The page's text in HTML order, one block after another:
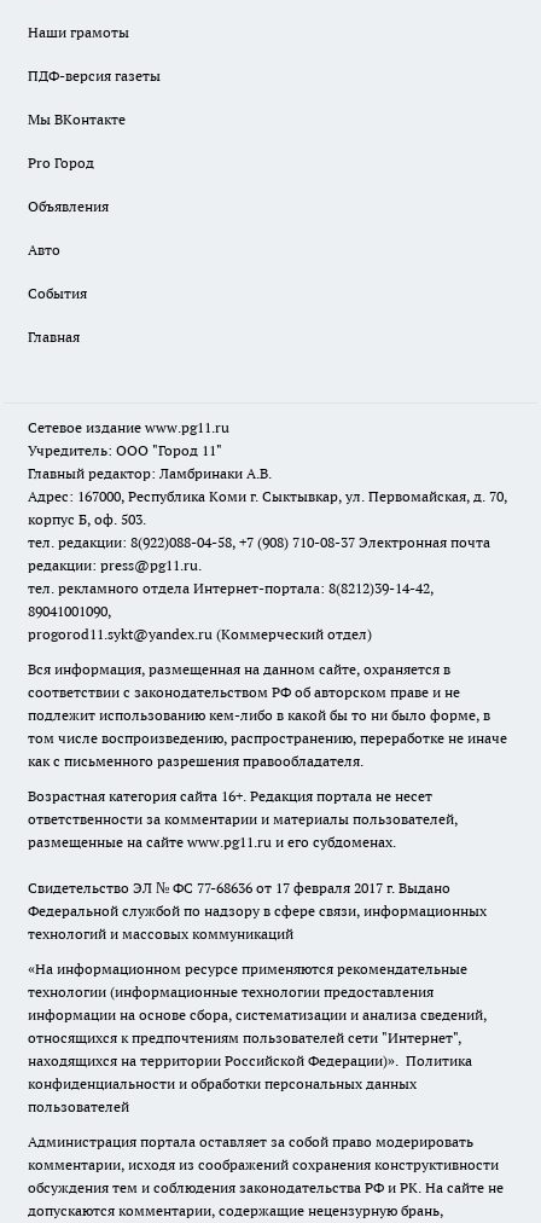
Наши грамоты
ПДФ-версия газеты
Мы ВКонтакте
Pro Город
Объявления
Авто
События
Главная
Сетевое издание www.pg11.ru
Учредитель: ООО "Город 11"
Главный редактор: Ламбринаки А.В.
Адрес: 167000, Республика Коми г. Сыктывкар, ул. Первомайская, д. 70,
корпус Б, оф. 503.
тел. редакции: 8(922)088-04-58, +7 (908) 710-08-37 Электронная почта
редакции: press@pg11.ru.
тел. рекламного отдела Интернет-портала: 8(8212)39-14-42,
89041001090,
progorod11.sykt@yandex.ru (Коммерческий отдел)
Вся информация, размещенная на данном сайте, охраняется в
соответствии с законодательством РФ об авторском праве и не
подлежит использованию кем-либо в какой бы то ни было форме, в
том числе воспроизведению, распространению, переработке не иначе
как с письменного разрешения правообладателя.
Возрастная категория сайта 16+. Редакция портала не несет
ответственности за комментарии и материалы пользователей,
размещенные на сайте www.pg11.ru и его субдоменах.
Свидетельство ЭЛ № ФС 77-68636 от 17 февраля 2017 г. Выдано
Федеральной службой по надзору в сфере связи, информационных
технологий и массовых коммуникаций
«На информационном ресурсе применяются рекомендательные
технологии (информационные технологии предоставления
информации на основе сбора, систематизации и анализа сведений,
относящихся к предпочтениям пользователей сети "Интернет",
находящихся на территории Российской Федерации)». Политика
конфиденциальности и обработки персональных данных
пользователей
Администрация портала оставляет за собой право модерировать
комментарии, исходя из соображений сохранения конструктивности
обсуждения тем и соблюдения законодательства РФ и РК. На сайте не
допускаются комментарии, содержащие нецензурную брань,